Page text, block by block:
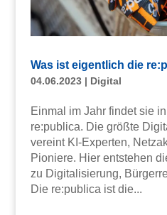
Was ist eigentlich die
04.06.2023| Digital
Einmal im Jahr findet sie
re:publica. Die größte
vereint KI-Experten,
Pioniere. Hier entstehen
zu Digitalisierung,
Die re:publica ist die...